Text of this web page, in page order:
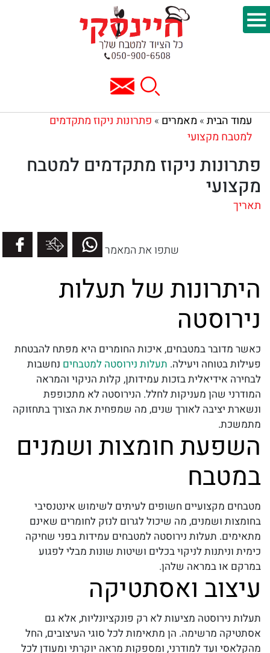
עמוד הבית » מאמרים » פתרונות ניקוז מתקדמים
למטבח מקצועי
פתרונות ניקוז מתקדמים למטבח
מקצועי
תאריך
שתפו את המאמר
היתרונות של תעלות
נירוסטה
כאשר מדובר במטבחים, איכות החומרים היא מפתח להבטחת
פעילות בטוחה ויעילה. תעלות נירוסטה למטבחים נחשבות
לבחירה אידיאלית בזכות עמידותן, קלות הניקוי והמראה
המודרני שהן מעניקות לחלל. הנירוסטה לא מתכופפת
ונשארת יציבה לאורך שנים, מה שמפחית את הצורך בתחזוקה
מתמשכת.
השפעת חומצות ושמנים
במטבח
מטבחים מקצועיים חשופים לעיתים לשימוש אינטנסיבי
בחומצות ושמנים, מה שיכול לגרום לנזק לחומרים שאינם
מתאימים. תעלות נירוסטה למטבחים עמידות בפני שחיקה
כימית וניתנות לניקוי בכלים ושיטות שונות מבלי לפגוע
במרקם או במראה שלהן.
עיצוב ואסתטיקה
תעלות נירוסטה מציעות לא רק פונקציונליות, אלא גם
אסתטיקה מרשימה. הן מתאימות לכל סוגי העיצובים, החל
מהקלאסי ועד למודרני, ומספקות מראה יוקרתי ומעודן לכל